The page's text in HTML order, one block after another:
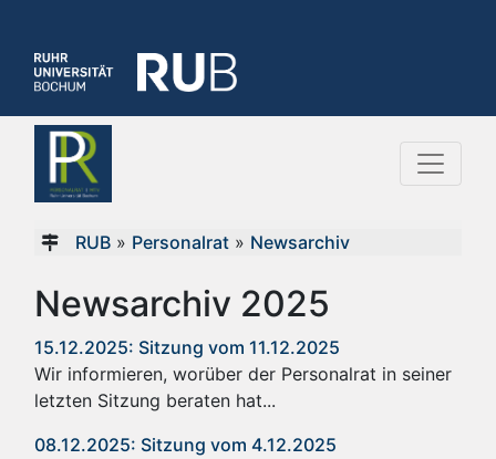
RUB» Personalrat» Newsarchiv
Newsarchiv 2025
15.12.2025: Sitzung vom 11.12.2025
Wir informieren, worüber der Personalrat in seiner
letzten Sitzung beraten hat...
08.12.2025: Sitzung vom 4.12.2025